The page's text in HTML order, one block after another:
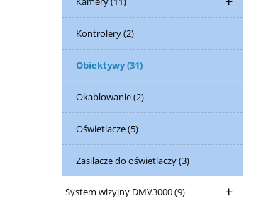
Kontrolery(2)
Obiektywy(31)
Okablowanie(2)
Oświetlacze(5)
Zasilacze do oświetlaczy(3)
System wizyjny DMV3000(9)